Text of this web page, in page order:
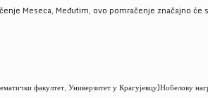
Meseca, Međutim, ovo pomračenje značajno
факултет, Универзитет у Крагујевцу)Нобелову